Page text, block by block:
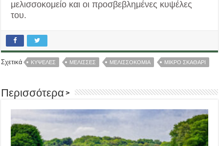
μελισσοκομείο και οι προσβεβλημένες κυψέλες
του.
Σχετικά ΚΥΨΕΛΕΣ ΜΕΛΙΣΣΕΣ ΜΕΛΙΣΣΟΚΟΜΙΑ ΜΙΚΡΟ ΣΚΑΘΑΡΙ
Περισσότερα >